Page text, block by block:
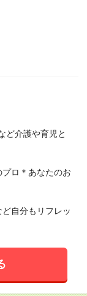
ど介護や育児と
ロ＊あなたのお
自分もリフレッ